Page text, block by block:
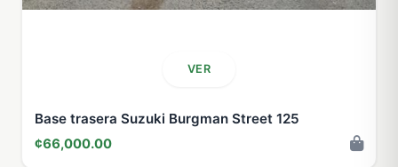
VER
Base trasera Suzuki Burgman Street 125
¢66,000.00